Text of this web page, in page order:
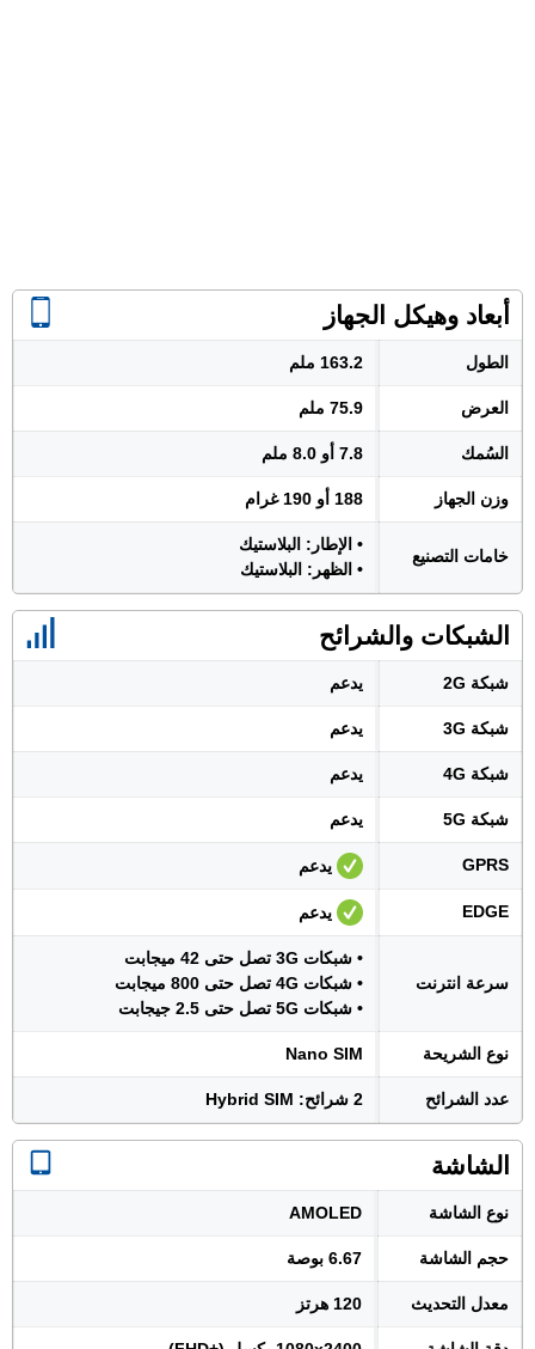
أبعاد وهيكل الجهاز
الطول 163.2 ملم
العرض 75.9 ملم
السُمك 7.8 أو 8.0 ملم
وزن الجهاز 188 أو 190 غرام
خامات التصنيع
• الإطار: البلاستيك
• الظهر: البلاستيك
الشبكات والشرائح
شبكة 2G يدعم
شبكة 3G يدعم
شبكة 4G يدعم
شبكة 5G يدعم
GPRS يدعم
EDGE يدعم
سرعة انترنت
• شبكات 3G تصل حتى 42 ميجابت
• شبكات 4G تصل حتى 800 ميجابت
• شبكات 5G تصل حتى 2.5 جيجابت
نوع الشريحة Nano SIM
عدد الشرائح 2 شرائح: Hybrid SIM
الشاشة
نوع الشاشة AMOLED
حجم الشاشة 6.67 بوصة
معدل التحديث 120 هرتز